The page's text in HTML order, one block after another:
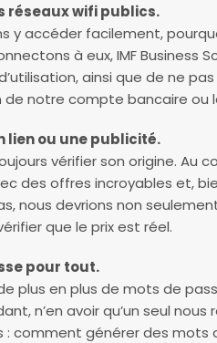
réseaux wifi publics.
y accéder facilement,
à eux, IMF
ainsi que de ne
notre compte bancaire ou
lien ou une publicité.
vérifier son origine. Au
des offres incroyables et,
nous devrions non
que le prix est réel.
pour tout.
plus en plus de mots de
n’en avoir qu’un seul
comment générer des mots